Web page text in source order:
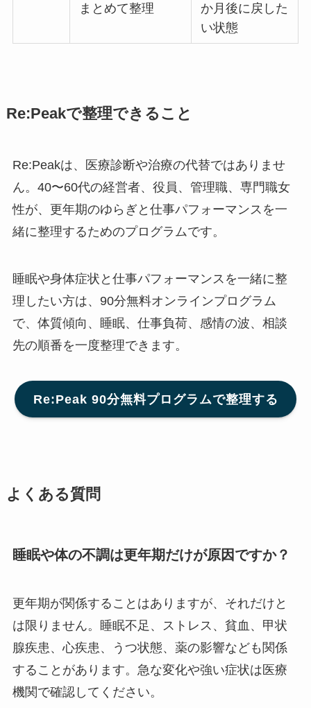
まとめて整理
か月後に戻した
い状態
Re:Peakで整理できること
Re:Peakは、医療診断や治療の代替ではありませ
ん。40〜60代の経営者、役員、管理職、専門職女
性が、更年期のゆらぎと仕事パフォーマンスを一
緒に整理するためのプログラムです。
睡眠や身体症状と仕事パフォーマンスを一緒に整
理したい方は、90分無料オンラインプログラム
で、体質傾向、睡眠、仕事負荷、感情の波、相談
先の順番を一度整理できます。
Re:Peak 90分無料プログラムで整理する
よくある質問
睡眠や体の不調は更年期だけが原因ですか？
更年期が関係することはありますが、それだけと
は限りません。睡眠不足、ストレス、貧血、甲状
腺疾患、心疾患、うつ状態、薬の影響なども関係
することがあります。急な変化や強い症状は医療
機関で確認してください。